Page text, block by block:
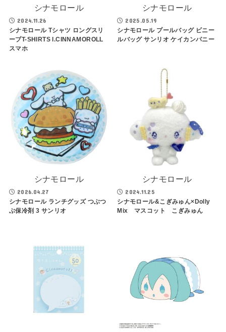
シナモロール
2024.11.26
シナモロール Tシャツ ロングスリ
ーブT-SHIRTS I.CINNAMOROLL
スマホ
シナモロール
2025.05.19
シナモロール プールバッグ ビニー
ルバッグ サンリオ ケイカンパニー
シナモロール
2026.04.27
シナモロール ランチグッズ つぶつ
ぶ保冷剤 3 サンリオ
シナモロール
2024.11.25
シナモロール&こぎみゅん×Dolly
Mix マスコット こぎみゅん